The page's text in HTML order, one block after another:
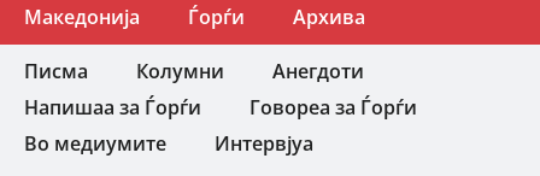
Македонија Ѓорѓи Архива
Писма Колумни
Анегдоти
Напишаа за Ѓорѓи
Говореа за Ѓорѓи
Во медиумите
Интервјуа